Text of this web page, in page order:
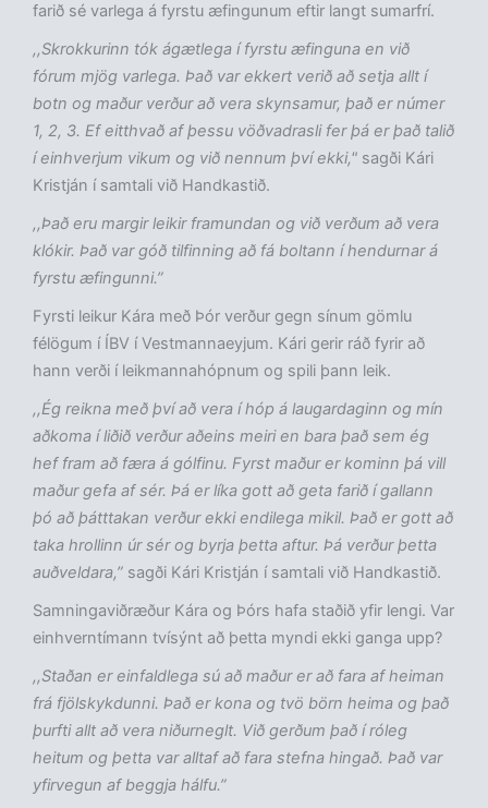
farið sé varlega á fyrstu æfingunum eftir langt sumarfrí.
,,Skrokkurinn tók ágætlega í fyrstu æfinguna en við
fórum mjög varlega. Það var ekkert verið að setja allt í
botn og maður verður að vera skynsamur, það er númer
1, 2, 3. Ef eitthvað af þessu vöðvadrasli fer þá er það talið
í einhverjum vikum og við nennum því ekki," sagði Kári
Kristján í samtali við Handkastið.
,,Það eru margir leikir framundan og við verðum að vera
klókir. Það var góð tilfinning að fá boltann í hendurnar á
fyrstu æfingunni.”
Fyrsti leikur Kára með Þór verður gegn sínum gömlu
félögum í ÍBV í Vestmannaeyjum. Kári gerir ráð fyrir að
hann verði í leikmannahópnum og spili þann leik.
,,Ég reikna með því að vera í hóp á laugardaginn og mín
aðkoma í liðið verður aðeins meiri en bara það sem ég
hef fram að færa á gólfinu. Fyrst maður er kominn þá vill
maður gefa af sér. Þá er líka gott að geta farið í gallann
þó að þátttakan verður ekki endilega mikil. Það er gott að
taka hrollinn úr sér og byrja þetta aftur. Þá verður þetta
auðveldara,” sagði Kári Kristján í samtali við Handkastið.
Samningaviðræður Kára og Þórs hafa staðið yfir lengi. Var
einhverntímann tvísýnt að þetta myndi ekki ganga upp?
,,Staðan er einfaldlega sú að maður er að fara af heiman
frá fjölskykdunni. Það er kona og tvö börn heima og það
þurfti allt að vera niðurneglt. Við gerðum það í róleg
heitum og þetta var alltaf að fara stefna hingað. Það var
yfirvegun af beggja hálfu.”